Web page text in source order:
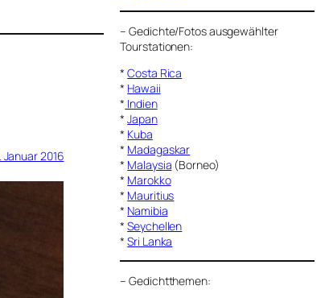
Januar 2016
–Gedichte/Fotos ausgewählter
Tourstationen:
*Costa Rica
* Hawaii
* Indien
*Japan
* Kuba
* Madagaskar
* Malaysia (Borneo)
* Marokko
* Mauritius
* Namibia
*Seychellen
*Sri Lanka
–Gedichtthemen: